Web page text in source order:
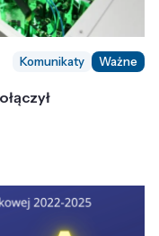
Komunikaty Ważne